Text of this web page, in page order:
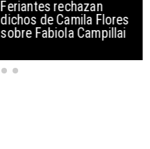
Feriantes rechazan
dichos de Camila Flores
sobre Fabiola Campillai